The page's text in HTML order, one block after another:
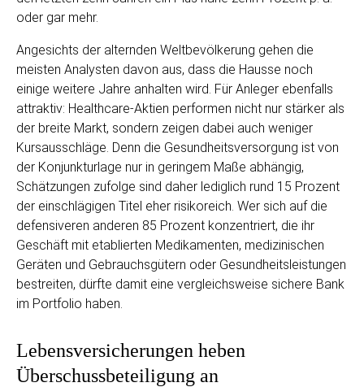
oder gar mehr.
Angesichts der alternden Weltbevölkerung gehen die
meisten Analysten davon aus, dass die Hausse noch
einige weitere Jahre anhalten wird. Für Anleger ebenfalls
attraktiv: Healthcare-Aktien performen nicht nur stärker als
der breite Markt, sondern zeigen dabei auch weniger
Kursausschläge. Denn die Gesundheitsversorgung ist von
der Konjunkturlage nur in geringem Maße abhängig,
Schätzungen zufolge sind daher lediglich rund 15 Prozent
der einschlägigen Titel eher risikoreich. Wer sich auf die
defensiveren anderen 85 Prozent konzentriert, die ihr
Geschäft mit etablierten Medikamenten, medizinischen
Geräten und Gebrauchsgütern oder Gesundheitsleistungen
bestreiten, dürfte damit eine vergleichsweise sichere Bank
im Portfolio haben.
Lebensversicherungen heben
Überschussbeteiligung an